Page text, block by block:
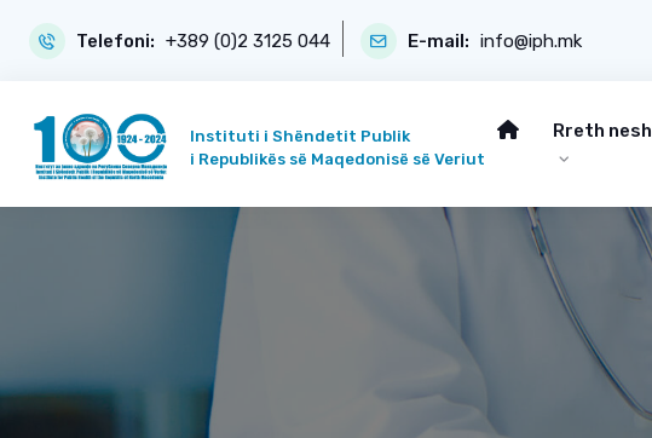
Telefoni: +389 (0)2 3125 044 E-mail: info@iph.mk
Instituti i Shëndetit Publik
i Republikës së Maqedonisë së Veriut
Rreth nesh